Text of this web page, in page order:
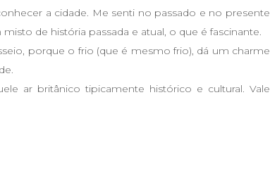
a cidade. Me senti no passado e no presente
de história passada e atual, o que é fascinante.
porque o frio (que é mesmo frio), dá um charme
ar britânico tipicamente histórico e cultural. Vale